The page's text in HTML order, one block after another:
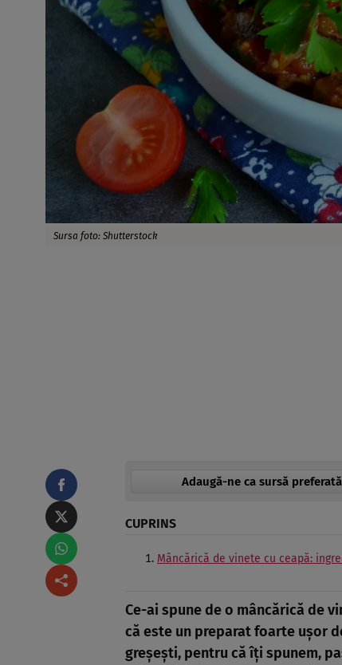
Sursa foto: Shutterstock
Adaugă-ne ca sursă preferată
CUPRINS
Mâncărică de vinete cu ceapă:
Ce-ai spune de o mâncărică de
că este un preparat foarte ușor
greșești, pentru că îți spunem,